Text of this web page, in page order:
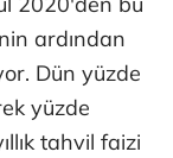
ardından
Dün yüzde
yüzde
tahvil faizi